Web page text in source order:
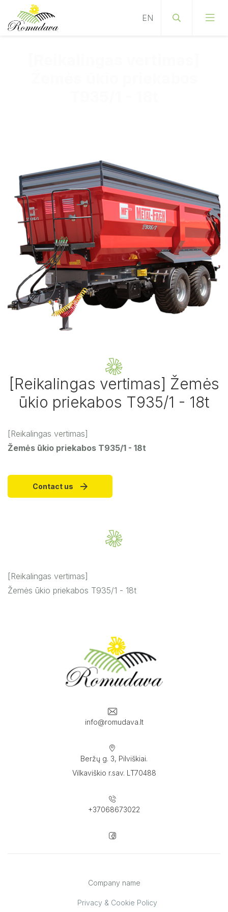
[Reikalingas vertimas] Žemės
ūkio priekabos T935/1 - 18t
[Reikalingas vertimas]
Žemės ūkio priekabos T935/1 - 18t
Contact us
[Reikalingas vertimas]
Žemės ūkio priekabos T935/1 - 18t
info@romudava.lt
Beržų g. 3, Pilviškiai.
Vilkaviškio r.sav. LT70488
+37068673022
Company name
Privacy & Cookie Policy